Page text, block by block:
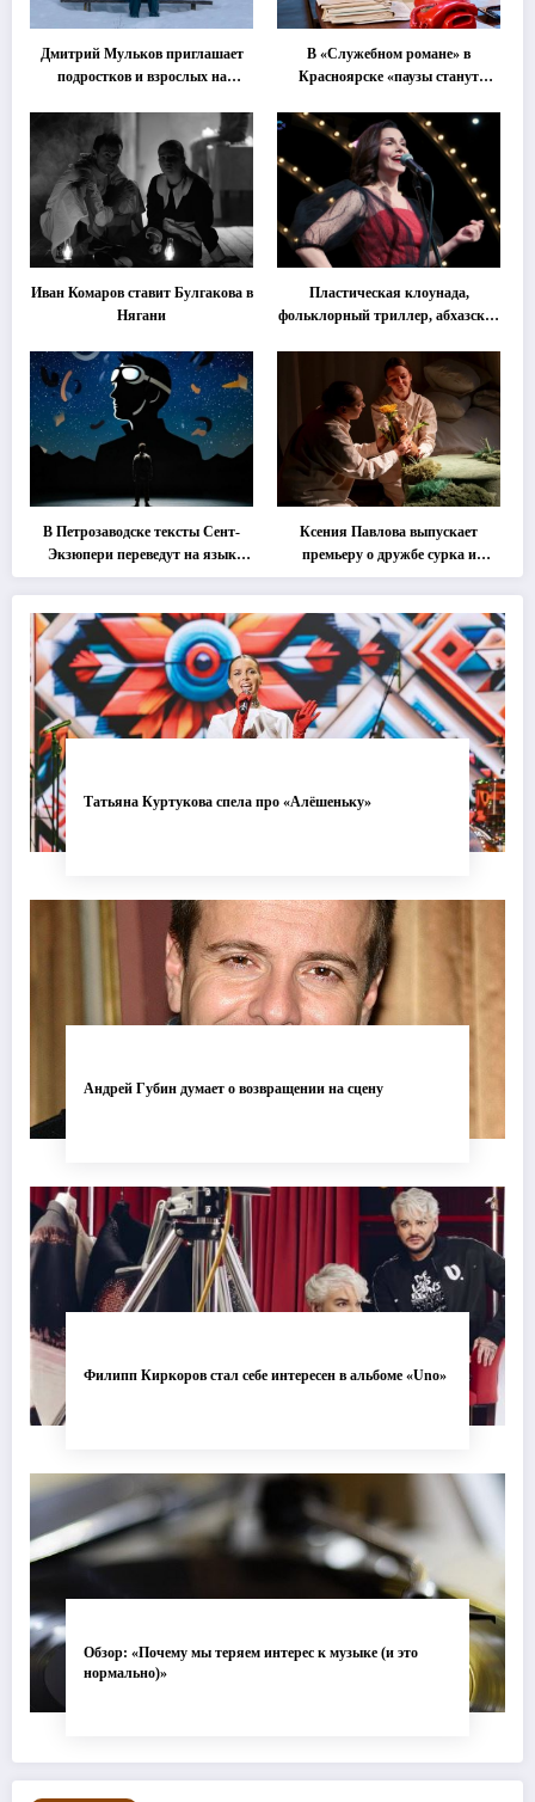
Дмитрий Мульков приглашает
подростков и взрослых на
В «Служебном романе» в
Красноярске «паузы станут
Иван Комаров ставит Булгакова в
Нягани
Пластическая клоунада,
фольклорный триллер, абхазская
втором этапе фестиваля
«Монокль»
В Петрозаводске тексты Сент-
Экзюпери переведут на язык
современной хореографии
Ксения Павлова выпускает
премьеру о дружбе сурка и
одуванчика
Татьяна Куртукова спела про «Алёшеньку»
Андрей Губин думает о возвращении на сцену
Филипп Киркоров стал себе интересен в альбоме «Uno»
Обзор: «Почему мы теряем интерес к музыке (и это
нормально)»